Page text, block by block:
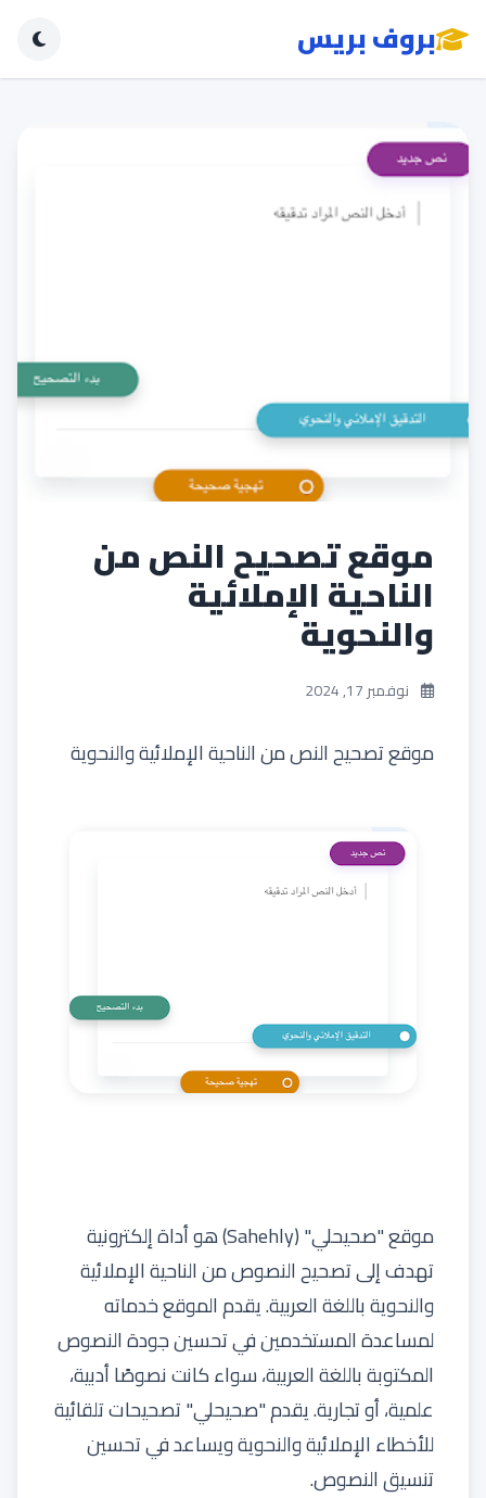
بروف بريس
موقع تصحيح النص من
الناحية الإملائية
والنحوية
نوفمبر 17, 2024
موقع تصحيح النص من الناحية الإملائية والنحوية
موقع "صحيحلي" (Sahehly) هو أداة إلكترونية
تهدف إلى تصحيح النصوص من الناحية الإملائية
والنحوية باللغة العربية. يقدم الموقع خدماته
لمساعدة المستخدمين في تحسين جودة النصوص
المكتوبة باللغة العربية، سواء كانت نصوصًا أدبية،
علمية، أو تجارية. يقدم "صحيحلي" تصحيحات تلقائية
للأخطاء الإملائية والنحوية ويساعد في تحسين
تنسيق النصوص.